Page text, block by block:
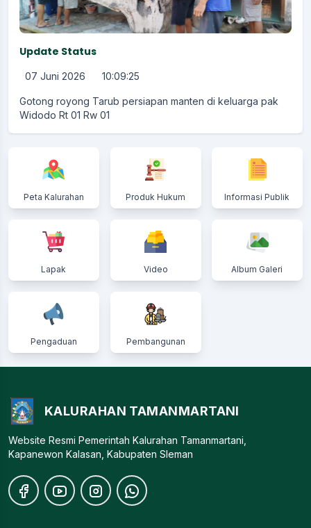
Update Status
07 Juni 2026 10:09:25
Gotong royong Tarub persiapan manten di keluarga pak
Widodo Rt 01 Rw 01
Peta Kalurahan Produk Hukum Informasi Publik
Lapak Video Album Galeri
Pengaduan Pembangunan
KALURAHAN TAMANMARTANI
Website Resmi Pemerintah Kalurahan Tamanmartani,
Kapanewon Kalasan, Kabupaten Sleman